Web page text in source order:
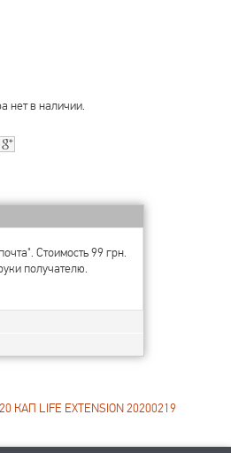
нет в наличии.
Стоимость 99 грн.
получателю.
LIFE EXTENSION 20200219